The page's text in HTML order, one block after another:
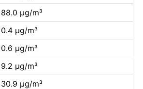
88.0 µg/m³
0.4 µg/m³
0.6 µg/m³
9.2 µg/m³
30.9 µg/m³